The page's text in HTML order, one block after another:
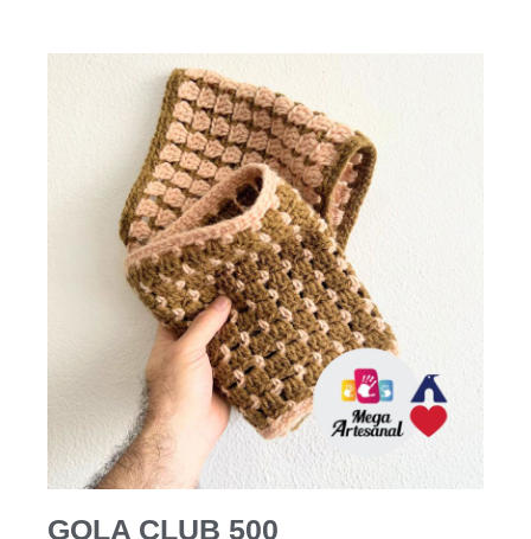
GOLA CLUB 500